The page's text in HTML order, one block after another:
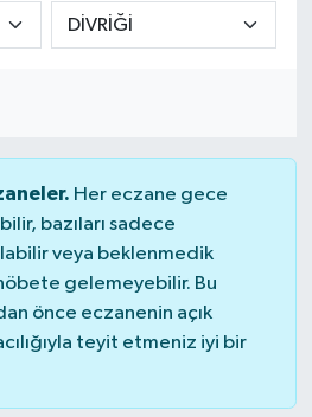
Her eczane gece
bazıları sadece
veya beklenmedik
gelemeyebilir. Bu
önce eczanenin açık
teyit etmeniz iyi bir